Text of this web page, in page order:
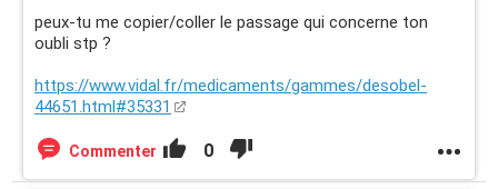
peux-tu me copier/coller le passage qui concerne ton
oubli stp ?
https://www.vidal.fr/medicaments/gammes/desobel-
44651.html#35331
Commenter 0